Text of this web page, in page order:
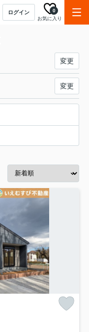
ログイン
お気に入り
0
変更
変更